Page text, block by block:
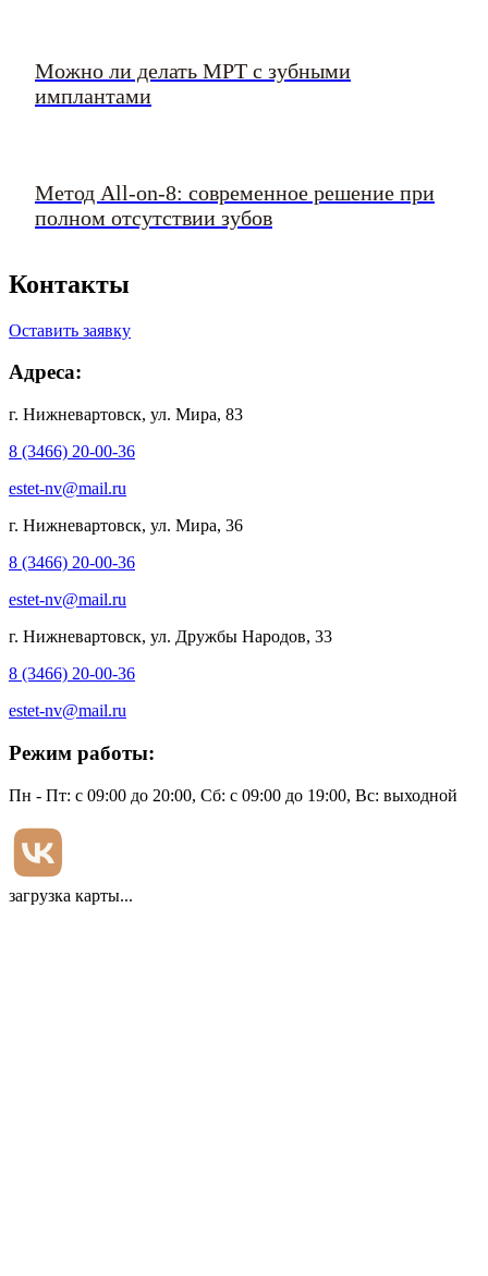
Можно ли делать МРТ с зубными
имплантами
Метод All-on-8: современное решение при
полном отсутствии зубов
Контакты
Оставить заявку
Адреса:
г. Нижневартовск, ул. Мира, 83
8 (3466) 20-00-36
estet-nv@mail.ru
г. Нижневартовск, ул. Мира, 36
8 (3466) 20-00-36
estet-nv@mail.ru
г. Нижневартовск, ул. Дружбы Народов, 33
8 (3466) 20-00-36
estet-nv@mail.ru
Режим работы:
Пн - Пт: с 09:00 до 20:00, Сб: с 09:00 до 19:00, Вс: выходной
загрузка карты...